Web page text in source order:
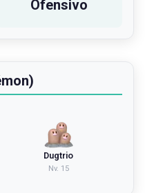
Ofensivo
Dugtrio
Nv. 15